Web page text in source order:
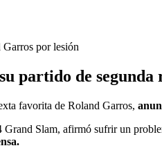
partido de
favorita de Roland Garros,
Grand Slam, afirmó sufrir un